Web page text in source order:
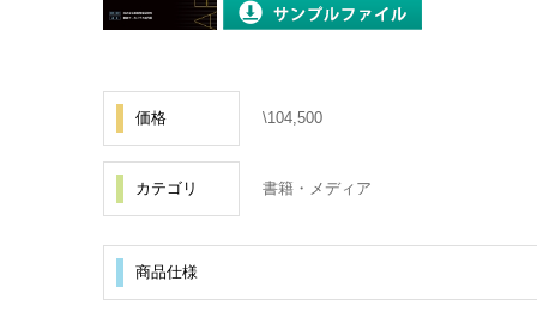
価格 \104,500
カテゴリ 書籍・メディア
商品仕様